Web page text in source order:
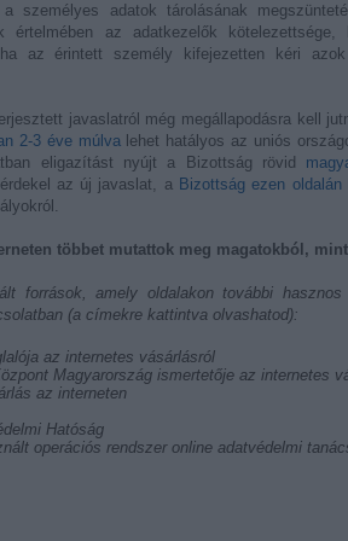
személyes adatok tárolásának
értelmében az adatkezelők
az érintett személy kifejezetten kéri
javaslatról még megállapodásra kell
2-3 éve múlvalehet hatályos az uniós
eligazítást nyújt a Bizottság rövid
az új javaslat, a Bizottság ezen oldalán
többet mutattok meg magatokból,
(a címekre kattintva olvashatod):
az internetes vásárlásról
Magyarország ismertetője az internetes
az interneten
Hatóság
operációs rendszer online adatvédelmi